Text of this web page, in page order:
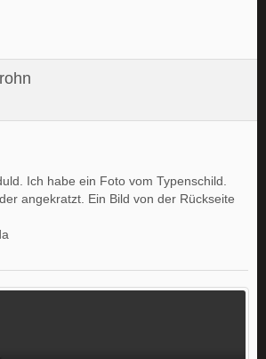
Ich habe ein Foto vom Typenschild.
angekratzt. Ein Bild von der Rückseite